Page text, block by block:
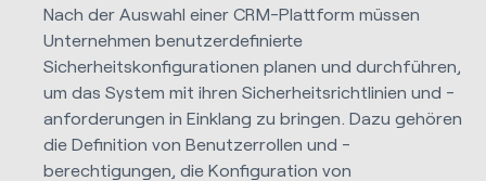
Nach der Auswahl einer CRM-Plattform müssen
Unternehmen benutzerdefinierte
Sicherheitskonfigurationen planen und durchführen,
um das System mit ihren Sicherheitsrichtlinien und -
anforderungen in Einklang zu bringen. Dazu gehören
die Definition von Benutzerrollen und -
berechtigungen, die Konfiguration von